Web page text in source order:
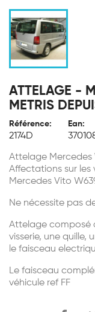
ATTELAGE -
METRIS
Référence:
2174D
Ean:
Attelage Mercedes
Affectations sur les
Mercedes Vito
Ne nécessite pas
Attelage composé
visserie, une quille,
le faisceau
Le faisceau
véhicule ref FF